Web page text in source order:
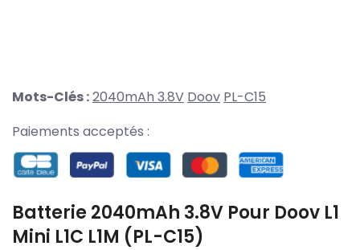
Mots-Clés :2040mAh 3.8V Doov PL-C15
Paiements acceptés :
Batterie 2040mAh 3.8V Pour Doov L1
Mini L1C L1M (PL-C15)